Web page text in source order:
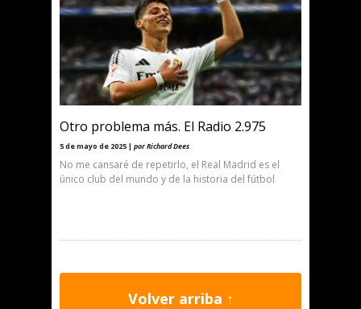
Otro problema más. El Radio 2.975
5 de mayo de 2025 | por Richard Dees
No me cansaré de repetirlo, el Real Madrid es el
único club del mundo y de la historia del fútbol
Volver arriba ↑